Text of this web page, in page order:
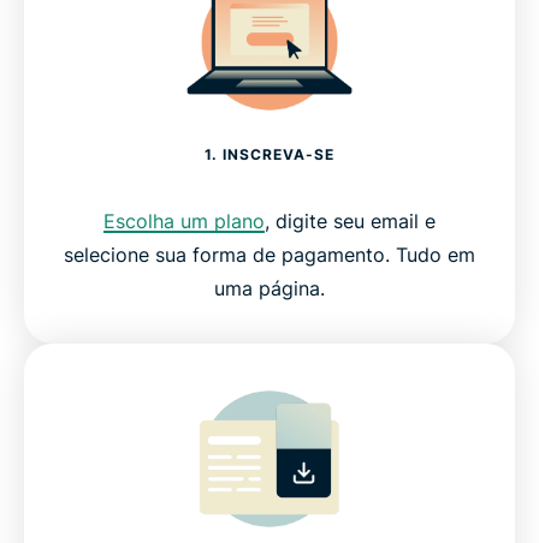
1. INSCREVA-SE
Escolha um plano, digite seu email e
selecione sua forma de pagamento. Tudo em
uma página.